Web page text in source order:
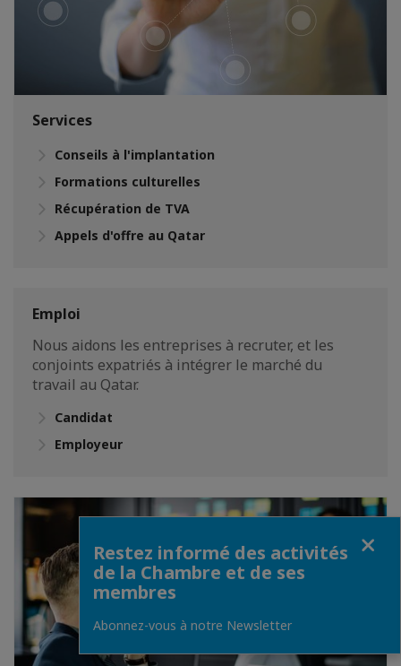
Services
Conseils à l'implantation
Formations culturelles
Récupération de TVA
Appels d'offre au Qatar
Emploi
Nous aidons les entreprises à recruter, et les
conjoints expatriés à intégrer le marché du
travail au Qatar.
Candidat
Employeur
Restez informé des activités
de la Chambre et de ses
membres
Abonnez-vous à notre Newsletter